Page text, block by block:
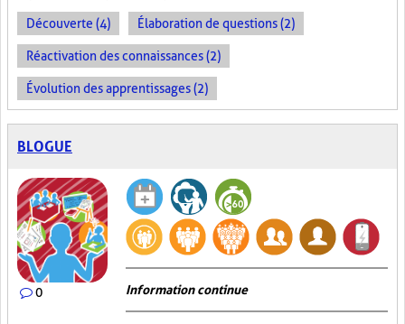
Découverte (4) Élaboration de questions (2)
Réactivation des connaissances (2)
Évolution des apprentissages (2)
BLOGUE
0 Information continue